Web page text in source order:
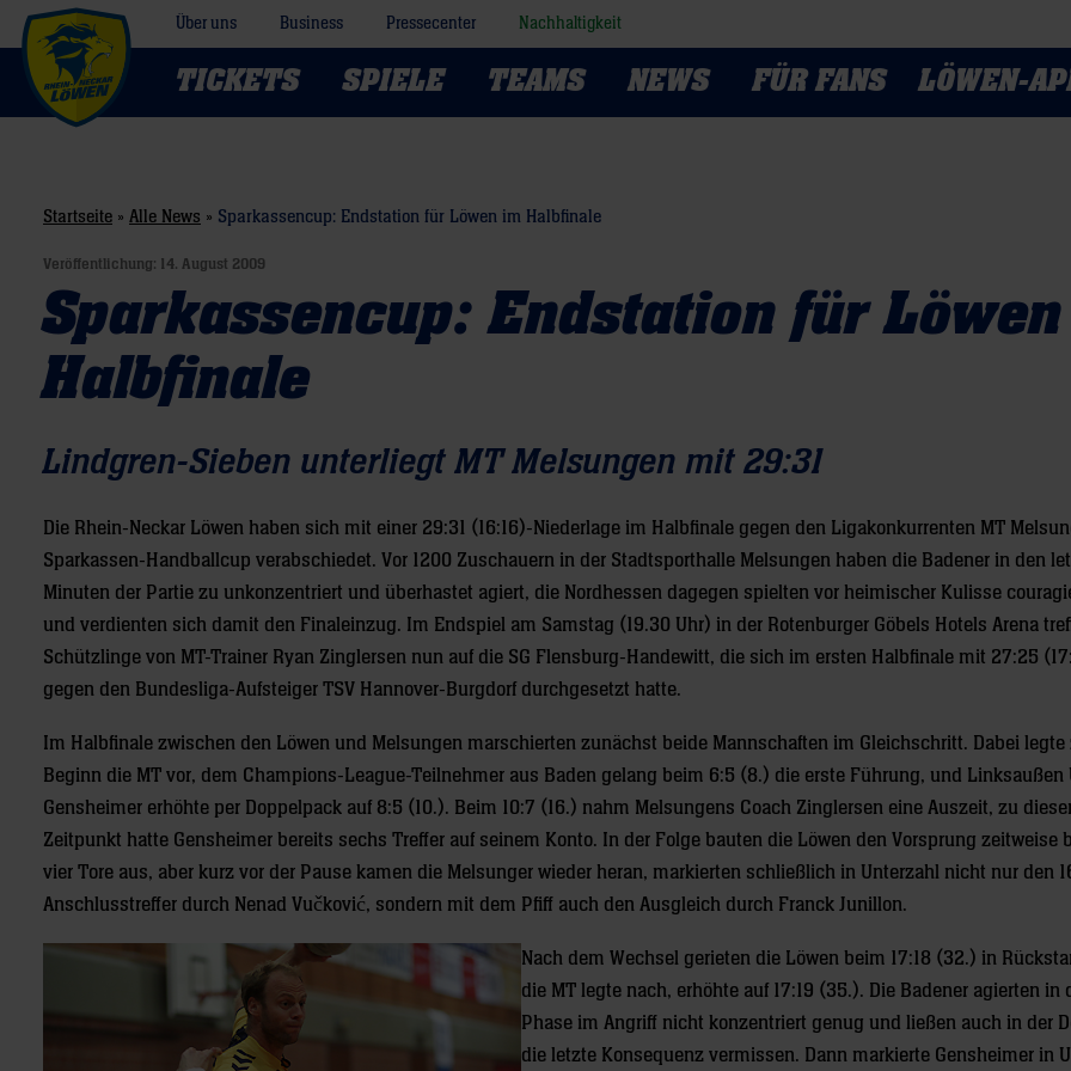
Über uns Business Pressecenter Nachhaltigkeit
TICKETS SPIELE TEAMS NEWS FÜR FANS LÖWEN-
Startseite » Alle News » Sparkassencup: Endstation für Löwen im Halbfinale
Veröffentlichung: 14. August 2009
Sparkassencup: Endstation für
Halbfinale
Lindgren-Sieben unterliegt MT Melsungen mit 29:31
Die Rhein-Neckar Löwen haben sich mit einer 29:31 (16:16)-Niederlage im Halbfinale gegen den Ligakonkurrenten MT
Sparkassen-Handballcup verabschiedet. Vor 1200 Zuschauern in der Stadtsporthalle Melsungen haben die Badener in den
Minuten der Partie zu unkonzentriert und überhastet agiert, die Nordhessen dagegen spielten vor heimischer Kulisse
und verdienten sich damit den Finaleinzug. Im Endspiel am Samstag (19.30 Uhr) in der Rotenburger Göbels Hotels Arena
Schützlinge von MT-Trainer Ryan Zinglersen nun auf die SG Flensburg-Handewitt, die sich im ersten Halbfinale mit 27:25
gegen den Bundesliga-Aufsteiger TSV Hannover-Burgdorf durchgesetzt hatte.
Im Halbfinale zwischen den Löwen und Melsungen marschierten zunächst beide Mannschaften im Gleichschritt. Dabei legte
Beginn die MT vor, dem Champions-League-Teilnehmer aus Baden gelang beim 6:5 (8.) die erste Führung, und Linksaußen
Gensheimer erhöhte per Doppelpack auf 8:5 (10.). Beim 10:7 (16.) nahm Melsungens Coach Zinglersen eine Auszeit, zu
Zeitpunkt hatte Gensheimer bereits sechs Treffer auf seinem Konto. In der Folge bauten die Löwen den Vorsprung zeitweise
vier Tore aus, aber kurz vor der Pause kamen die Melsunger wieder heran, markierten schließlich in Unterzahl nicht nur den
Anschlusstreffer durch Nenad Vučković, sondern mit dem Pfiff auch den Ausgleich durch Franck Junillon.
Nach dem Wechsel gerieten die Löwen beim 17:18 (32.) in
die MT legte nach, erhöhte auf 17:19 (35.). Die Badener agierten in
Phase im Angriff nicht konzentriert genug und ließen auch in der
die letzte Konsequenz vermissen. Dann markierte Gensheimer in